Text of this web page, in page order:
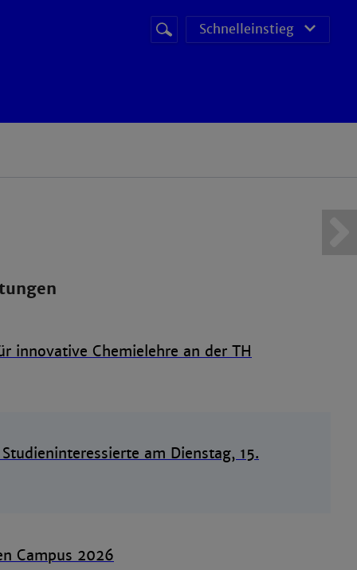
Suchbegriff
Suche
starten
Schnelleinstieg
innovative Chemielehre an der TH
am Dienstag, 15.
Campus 2026